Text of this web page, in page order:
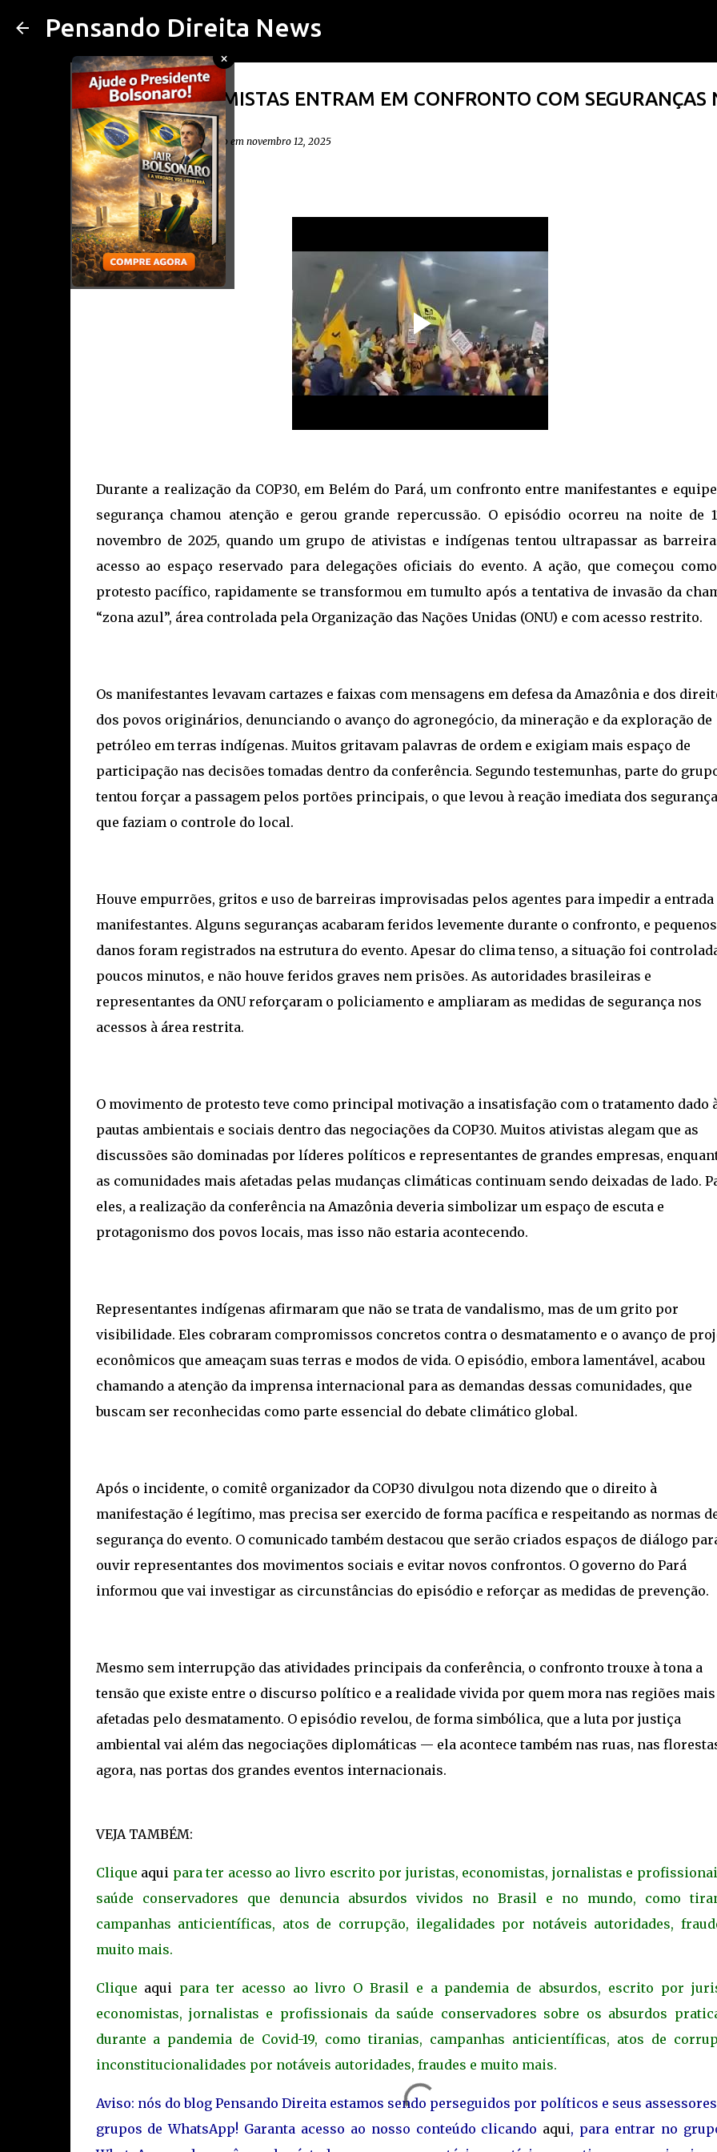
Pensando Direita News
×
VÍDEO: EXTREMISTAS ENTRAM EM CONFRONTO COM SEGURANÇAS
COP30
postado porDiego Cavalheiro em novembro 12, 2025
Durante a realização da COP30, em Belém do Pará, um confronto entre manifestantes e
segurança chamou atenção e gerou grande repercussão. O episódio ocorreu na noite de
novembro de 2025, quando um grupo de ativistas e indígenas tentou ultrapassar as
acesso ao espaço reservado para delegações oficiais do evento. A ação, que começou
protesto pacífico, rapidamente se transformou em tumulto após a tentativa de invasão da
“zona azul”, área controlada pela Organização das Nações Unidas (ONU) e com acesso restrito.
Os manifestantes levavam cartazes e faixas com mensagens em defesa da Amazônia e dos
dos povos originários, denunciando o avanço do agronegócio, da mineração e da exploração de
petróleo em terras indígenas. Muitos gritavam palavras de ordem e exigiam mais espaço de
participação nas decisões tomadas dentro da conferência. Segundo testemunhas, parte do
tentou forçar a passagem pelos portões principais, o que levou à reação imediata dos
que faziam o controle do local.
Houve empurrões, gritos e uso de barreiras improvisadas pelos agentes para impedir a entrada
manifestantes. Alguns seguranças acabaram feridos levemente durante o confronto, e pequenos
danos foram registrados na estrutura do evento. Apesar do clima tenso, a situação foi
poucos minutos, e não houve feridos graves nem prisões. As autoridades brasileiras e
representantes da ONU reforçaram o policiamento e ampliaram as medidas de segurança nos
acessos à área restrita.
O movimento de protesto teve como principal motivação a insatisfação com o tratamento dado
pautas ambientais e sociais dentro das negociações da COP30. Muitos ativistas alegam que as
discussões são dominadas por líderes políticos e representantes de grandes empresas,
as comunidades mais afetadas pelas mudanças climáticas continuam sendo deixadas de lado.
eles, a realização da conferência na Amazônia deveria simbolizar um espaço de escuta e
protagonismo dos povos locais, mas isso não estaria acontecendo.
Representantes indígenas afirmaram que não se trata de vandalismo, mas de um grito por
visibilidade. Eles cobraram compromissos concretos contra o desmatamento e o avanço de
econômicos que ameaçam suas terras e modos de vida. O episódio, embora lamentável, acabou
chamando a atenção da imprensa internacional para as demandas dessas comunidades, que
buscam ser reconhecidas como parte essencial do debate climático global.
Após o incidente, o comitê organizador da COP30 divulgou nota dizendo que o direito à
manifestação é legítimo, mas precisa ser exercido de forma pacífica e respeitando as normas
segurança do evento. O comunicado também destacou que serão criados espaços de diálogo
ouvir representantes dos movimentos sociais e evitar novos confrontos. O governo do Pará
informou que vai investigar as circunstâncias do episódio e reforçar as medidas de prevenção.
Mesmo sem interrupção das atividades principais da conferência, o confronto trouxe à tona a
tensão que existe entre o discurso político e a realidade vivida por quem mora nas regiões mais
afetadas pelo desmatamento. O episódio revelou, de forma simbólica, que a luta por justiça
ambiental vai além das negociações diplomáticas — ela acontece também nas ruas, nas
agora, nas portas dos grandes eventos internacionais.
VEJA TAMBÉM:
Clique aqui para ter acesso ao livro escrito por juristas, economistas, jornalistas e
saúde conservadores que denuncia absurdos vividos no Brasil e no mundo, como
campanhas anticientíficas, atos de corrupção, ilegalidades por notáveis autoridades,
muito mais.
Clique aqui para ter acesso ao livro O Brasil e a pandemia de absurdos, escrito por
economistas, jornalistas e profissionais da saúde conservadores sobre os absurdos
durante a pandemia de Covid-19, como tiranias, campanhas anticientíficas, atos de
inconstitucionalidades por notáveis autoridades, fraudes e muito mais.
Aviso: nós do blog Pensando Direita estamos sendo perseguidos por políticos e seus
grupos de WhatsApp! Garanta acesso ao nosso conteúdo clicando aqui, para entrar no